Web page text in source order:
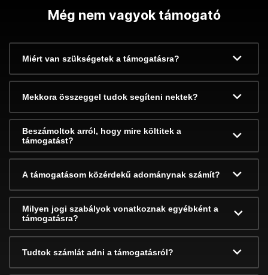
Még nem vagyok támogató
Miért van szükségetek a támogatásra?
Mekkora összeggel tudok segíteni nektek?
Beszámoltok arról, hogy mire költitek a
támogatást?
A támogatásom közérdekű adománynak számít?
Milyen jogi szabályok vonatkoznak egyébként a
támogatásra?
Tudtok számlát adni a támogatásról?